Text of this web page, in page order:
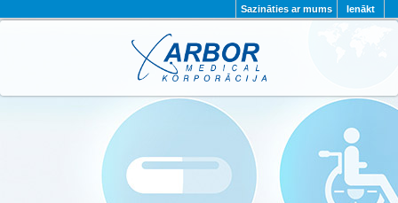
Ienākt
Sazināties ar mums
PAR MUMS PROJEKTI
KONTAKTI
PRIVĀTUMA POLITIKA